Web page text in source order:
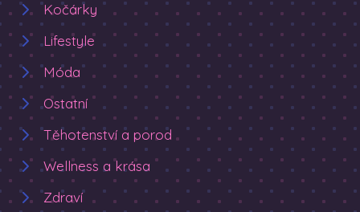
Kočárky
Lifestyle
Móda
Ostatní
Těhotenství a porod
Wellness a krása
Zdraví